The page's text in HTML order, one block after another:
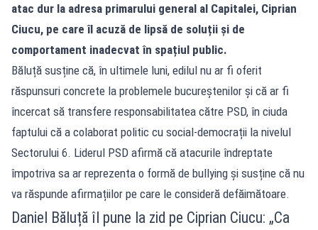
atac dur la adresa primarului general al Capitalei, Ciprian
Ciucu, pe care îl acuză de lipsă de soluții și de
comportament inadecvat în spațiul public.
Băluță susține că, în ultimele luni, edilul nu ar fi oferit
răspunsuri concrete la problemele bucureștenilor și că ar fi
încercat să transfere responsabilitatea către PSD, în ciuda
faptului că a colaborat politic cu social-democrații la nivelul
Sectorului 6. Liderul PSD afirmă că atacurile îndreptate
împotriva sa ar reprezenta o formă de bullying și susține că nu
va răspunde afirmațiilor pe care le consideră defăimătoare.
Daniel Băluță îl pune la zid pe Ciprian Ciucu: „Ca